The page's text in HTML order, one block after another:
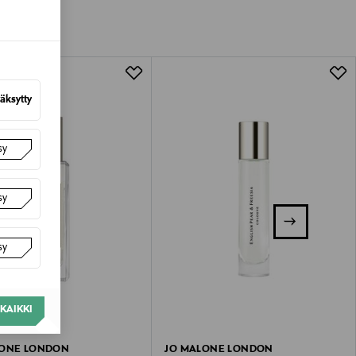
valittuun osoitteeseen.
LONDON
JO MALONE LONDON